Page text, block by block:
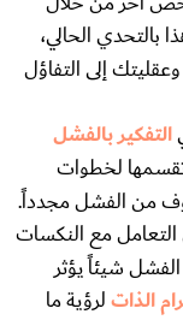
بالتحدي الحالي،
إلى التفاؤل
التفكير بالفشل
لخطوات
من الفشل مجدداً.
مع النكسات
شيئاً يؤثر
الذاتلرؤية ما